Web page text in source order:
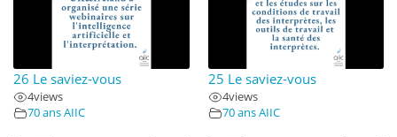
26 Le saviez-vous
4views
70 ans AIIC
25 Le saviez-vous
4views
70 ans AIIC